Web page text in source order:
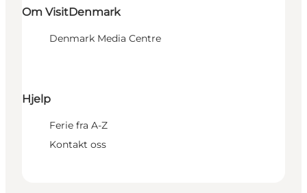
Om VisitDenmark
Denmark Media Centre
Hjelp
Ferie fra A-Z
Kontakt oss